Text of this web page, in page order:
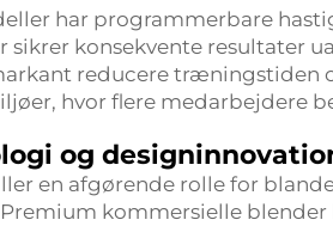
har programmerbare
sikrer konsekvente resultater
reducere træningstiden
hvor flere medarbejdere
og
en afgørende rolle for
kommersielle blender